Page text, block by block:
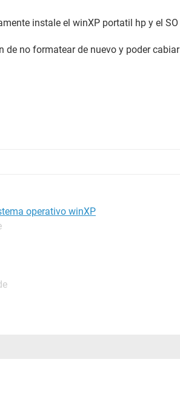
instale el winXP portatil hp y el
no formatear de nuevo y poder
operativo winXP